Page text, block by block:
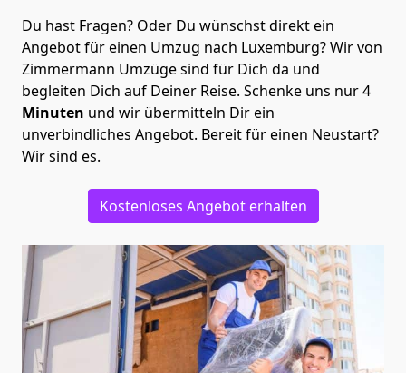
Du hast Fragen? Oder Du wünschst direkt ein
Angebot für einen Umzug nach Luxemburg? Wir von
Zimmermann Umzügesind für Dich da und
begleiten Dich auf Deiner Reise. Schenke uns nur4
Minuten und wir übermitteln Dir ein
unverbindliches Angebot. Bereit für einen Neustart?
Wir sind es.
Kostenloses Angebot erhalten